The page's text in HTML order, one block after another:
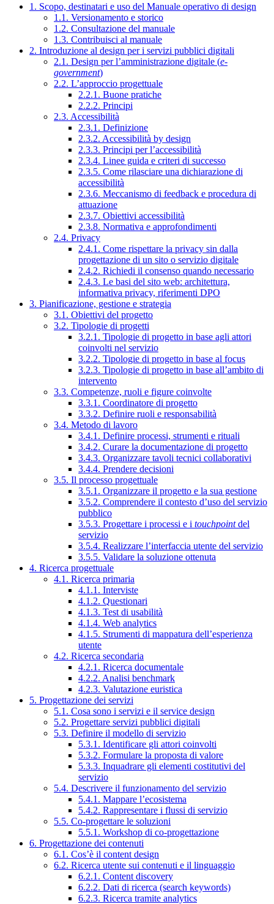
1. Scopo, destinatari e uso del Manuale operativo di design
1.1. Versionamento e storico
1.2. Consultazione del manuale
1.3. Contribuisci al manuale
2. Introduzione al design per i servizi pubblici digitali
2.1. Design per l’amministrazione digitale (e-
government)
2.2. L’approccio progettuale
2.2.1. Buone pratiche
2.2.2. Principi
2.3. Accessibilità
2.3.1. Definizione
2.3.2. Accessibilità by design
2.3.3. Principi per l’accessibilità
2.3.4. Linee guida e criteri di successo
2.3.5. Come rilasciare una dichiarazione di
accessibilità
2.3.6. Meccanismo di feedback e procedura di
attuazione
2.3.7. Obiettivi accessibilità
2.3.8. Normativa e approfondimenti
2.4. Privacy
2.4.1. Come rispettare la privacy sin dalla
progettazione di un sito o servizio digitale
2.4.2. Richiedi il consenso quando necessario
2.4.3. Le basi del sito web: architettura,
informativa privacy, riferimenti DPO
3. Pianificazione, gestione e strategia
3.1. Obiettivi del progetto
3.2. Tipologie di progetti
3.2.1. Tipologie di progetto in base agli attori
coinvolti nel servizio
3.2.2. Tipologie di progetto in base al focus
3.2.3. Tipologie di progetto in base all’ambito di
intervento
3.3. Competenze, ruoli e figure coinvolte
3.3.1. Coordinatore di progetto
3.3.2. Definire ruoli e responsabilità
3.4. Metodo di lavoro
3.4.1. Definire processi, strumenti e rituali
3.4.2. Curare la documentazione di progetto
3.4.3. Organizzare tavoli tecnici collaborativi
3.4.4. Prendere decisioni
3.5. Il processo progettuale
3.5.1. Organizzare il progetto e la sua gestione
3.5.2. Comprendere il contesto d’uso del servizio
pubblico
3.5.3. Progettare i processi e i touchpointdel
servizio
3.5.4. Realizzare l’interfaccia utente del servizio
3.5.5. Validare la soluzione ottenuta
4. Ricerca progettuale
4.1. Ricerca primaria
4.1.1. Interviste
4.1.2. Questionari
4.1.3. Test di usabilità
4.1.4. Web analytics
4.1.5. Strumenti di mappatura dell’esperienza
utente
4.2. Ricerca secondaria
4.2.1. Ricerca documentale
4.2.2. Analisi benchmark
4.2.3. Valutazione euristica
5. Progettazione dei servizi
5.1. Cosa sono i servizi e il service design
5.2. Progettare servizi pubblici digitali
5.3. Definire il modello di servizio
5.3.1. Identificare gli attori coinvolti
5.3.2. Formulare la proposta di valore
5.3.3. Inquadrare gli elementi costitutivi del
servizio
5.4. Descrivere il funzionamento del servizio
5.4.1. Mappare l’ecosistema
5.4.2. Rappresentare i flussi di servizio
5.5. Co-progettare le soluzioni
5.5.1. Workshop di co-progettazione
6. Progettazione dei contenuti
6.1. Cos’è il content design
6.2. Ricerca utente sui contenuti e il linguaggio
6.2.1. Content discovery
6.2.2. Dati di ricerca (search keywords)
6.2.3. Ricerca tramite analytics